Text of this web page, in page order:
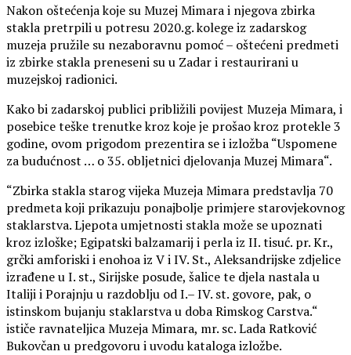
Nakon oštećenja koje su Muzej Mimara i njegova zbirka
stakla pretrpili u potresu 2020.g. kolege iz zadarskog
muzeja pružile su nezaboravnu pomoć – oštećeni predmeti
iz zbirke stakla preneseni su u Zadar i restaurirani u
muzejskoj radionici.
Kako bi zadarskoj publici približili povijest Muzeja Mimara, i
posebice teške trenutke kroz koje je prošao kroz protekle 3
godine, ovom prigodom prezentira se i izložba “Uspomene
za budućnost … o 35. obljetnici djelovanja Muzej Mimara“.
“Zbirka stakla starog vijeka Muzeja Mimara predstavlja 70
predmeta koji prikazuju ponajbolje primjere starovjekovnog
staklarstva. Ljepota umjetnosti stakla može se upoznati
kroz izloške; Egipatski balzamarij i perla iz II. tisuć. pr. Kr.,
grčki amforiski i enohoa iz V i IV. St., Aleksandrijske zdjelice
izrađene u I. st., Sirijske posude, šalice te djela nastala u
Italiji i Porajnju u razdoblju od I.– IV. st. govore, pak, o
istinskom bujanju staklarstva u doba Rimskog Carstva.“
ističe ravnateljica Muzeja Mimara, mr. sc. Lada Ratković
Bukovčan u predgovoru i uvodu kataloga izložbe.